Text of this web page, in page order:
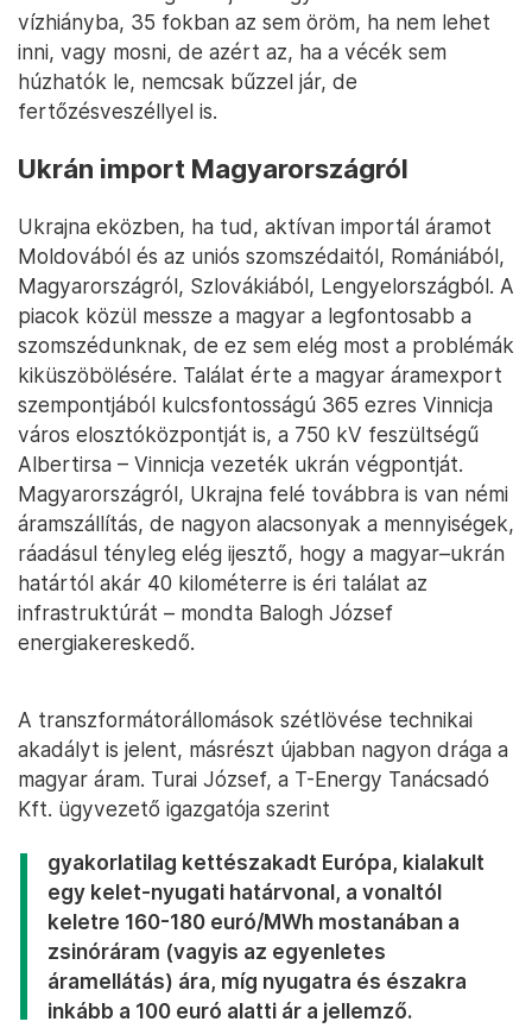
vízhiányba, 35 fokban az sem öröm, ha nem lehet
inni, vagy mosni, de azért az, ha a vécék sem
húzhatók le, nemcsak bűzzel jár, de
fertőzésveszéllyel is.
Ukrán import Magyarországról
Ukrajna eközben, ha tud, aktívan importál áramot
Moldovából és az uniós szomszédaitól, Romániából,
Magyarországról, Szlovákiából, Lengyelországból. A
piacok közül messze a magyar a legfontosabb a
szomszédunknak, de ez sem elég most a problémák
kiküszöbölésére. Találat érte a magyar áramexport
szempontjából kulcsfontosságú 365 ezres Vinnicja
város elosztóközpontját is, a 750 kV feszültségű
Albertirsa – Vinnicja vezeték ukrán végpontját.
Magyarországról, Ukrajna felé továbbra is van némi
áramszállítás, de nagyon alacsonyak a mennyiségek,
ráadásul tényleg elég ijesztő, hogy a magyar–ukrán
határtól akár 40 kilométerre is éri találat az
infrastruktúrát – mondta Balogh József
energiakereskedő.
A transzformátorállomások szétlövése technikai
akadályt is jelent, másrészt újabban nagyon drága a
magyar áram. Turai József, a T-Energy Tanácsadó
Kft. ügyvezető igazgatója szerint
gyakorlatilag kettészakadt Európa, kialakult
egy kelet-nyugati határvonal, a vonaltól
keletre 160-180 euró/MWh mostanában a
zsinóráram (vagyis az egyenletes
áramellátás) ára, míg nyugatra és északra
inkább a 100 euró alatti ár a jellemző.